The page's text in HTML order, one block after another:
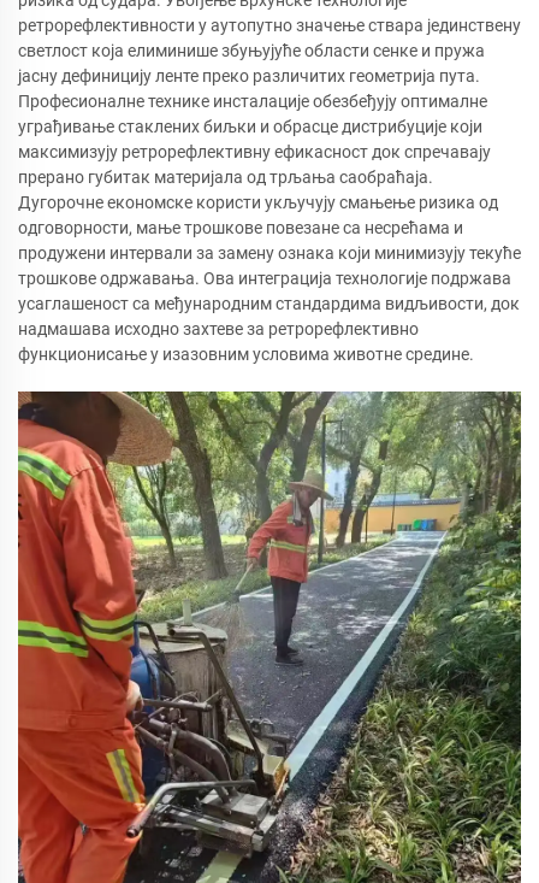
ретрорефлективности у аутопутно значење ствара јединствену
светлост која елиминише збуњујуће области сенке и пружа
јасну дефиницију ленте преко различитих геометрија пута.
Професионалне технике инсталације обезбеђују оптималне
уграђивање стаклених биљки и обрасце дистрибуције који
максимизују ретрорефлективну ефикасност док спречавају
прерано губитак материјала од трљања саобраћаја.
Дугорочне економске користи укључују смањење ризика од
одговорности, мање трошкове повезане са несрећама и
продужени интервали за замену ознака који минимизују текуће
трошкове одржавања. Ова интеграција технологије подржава
усаглашеност са међународним стандардима видљивости, док
надмашава исходно захтеве за ретрорефлективно
функционисање у изазовним условима животне средине.